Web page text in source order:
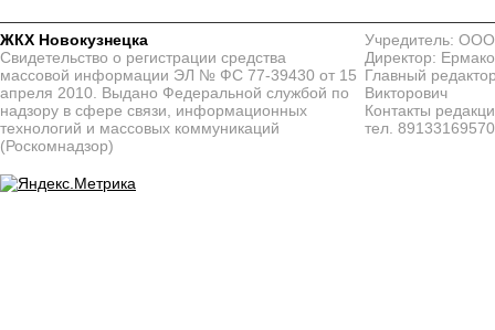
ЖКХ Новокузнецка
Свидетельство о регистрации средства
массовой информации ЭЛ № ФС 77-39430 от 15
апреля 2010. Выдано Федеральной службой по
надзору в сфере связи, информационных
технологий и массовых коммуникаций
(Роскомнадзор)
Учредитель:
Директор:
Главный
Викторович
Контакты
тел. 89133169570